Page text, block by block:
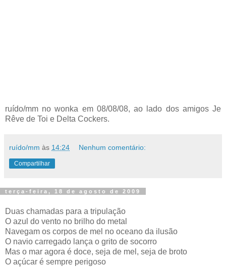
ruído/mm no wonka em 08/08/08, ao lado dos amigos Je
Rêve de Toi e Delta Cockers.
ruído/mm às 14:24 Nenhum comentário:
Compartilhar
terça-feira, 18 de agosto de 2009
Duas chamadas para a tripulação
O azul do vento no brilho do metal
Navegam os corpos de mel no oceano da ilusão
O navio carregado lança o grito de socorro
Mas o mar agora é doce, seja de mel, seja de broto
O açúcar é sempre perigoso